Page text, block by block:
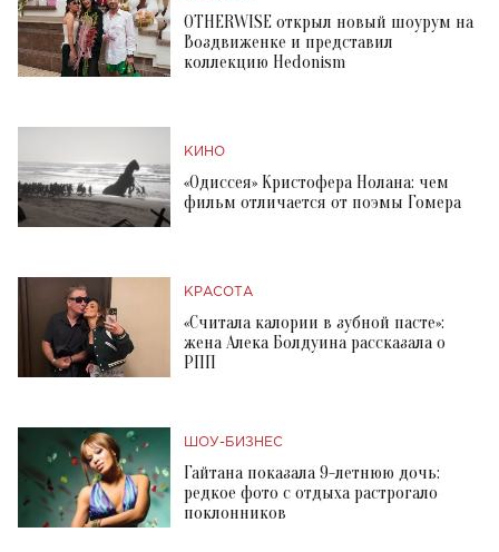
OTHERWISE открыл новый шоурум на
Воздвиженке и представил
коллекцию Hedonism
КИНО
«Одиссея» Кристофера Нолана: чем
фильм отличается от поэмы Гомера
КРАСОТА
«Считала калории в зубной пасте»:
жена Алека Болдуина рассказала о
РПП
ШОУ-БИЗНЕС
Гайтана показала 9-летнюю дочь:
редкое фото с отдыха растрогало
поклонников